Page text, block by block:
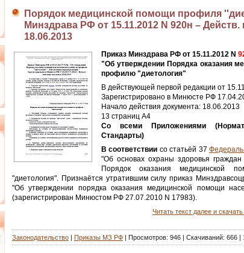
Порядок медицинской помощи профиля
Минздрава РФ от 15.11.2012 N 920н – Действ.
18.06.2013
Приказ Минздрава РФ от 15.11.2012 N
"Об утверждении Порядка оказания
профилю "диетология"
В действующей первой редакции от
Зарегистрировано в Минюсте РФ
Начало действия документа: 18.06.2013
13 страниц А4
Со всеми Приложениями
Стандарты)
В соответствии со статьёй 37
"Об основах охраны здоровья
Порядок оказания медицинской
"диетология". Признаётся утратившим силу приказ
"Об утверждении порядка оказания медицинской помощи
(зарегистрирован Минюстом РФ 27.07.2010 N 17983).
Читать текст далее и
Законодательство | Приказы МЗ РФ | Просмотров: 946 | Скачиваний: 666 |